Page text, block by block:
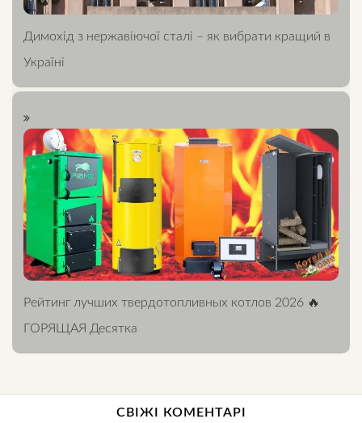
Димохід з нержавіючої сталі – як вибрати кращий в
Україні
Рейтинг лучших твердотопливных котлов 2026 🔥
ГОРЯЩАЯ Десятка
СВІЖІ КОМЕНТАРІ